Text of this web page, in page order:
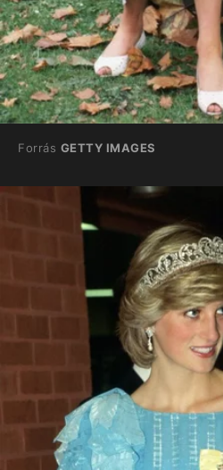
Forrás GETTY IMAGES